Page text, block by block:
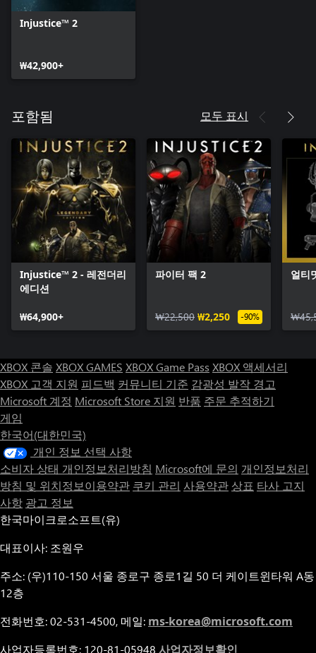
Injustice™ 2
₩42,900+
포함됨 모두 표시
Injustice™ 2 - 레전더리
에디션
₩64,900+
파이터 팩 2
₩22,500 ₩2,250 -90%
얼티
XBOX 콘솔 XBOX GAMES XBOX Game Pass XBOX 액세서리
XBOX 고객 지원 피드백 커뮤니티 기준 감광성 발작 경고
Microsoft 계정 Microsoft Store 지원 반품 주문 추적하기
게임
한국어(대한민국)
개인 정보 선택 사항
소비자 상태 개인정보처리방침 Microsoft에 문의 개인정보처리
방침 및 위치정보이용약관 쿠키 관리 사용약관 상표 타사 고지
사항 광고 정보
한국마이크로소프트(유)
대표이사: 조원우
주소: (우)110-150 서울 종로구 종로1길 50 더 케이트윈타워 A동
12층
전화번호: 02-531-4500, 메일: ms-korea@microsoft.com
사업자등록번호: 120-81-05948 사업자정보확인